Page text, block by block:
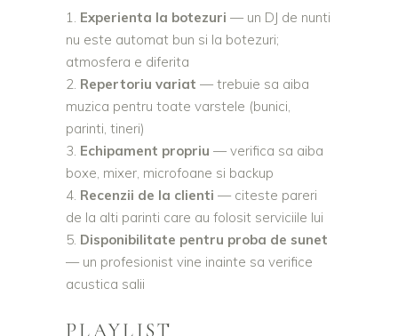
Experienta la botezuri — un DJ de nunti
nu este automat bun si la botezuri;
atmosfera e diferita
Repertoriu variat — trebuie sa aiba
muzica pentru toate varstele (bunici,
parinti, tineri)
Echipament propriu — verifica sa aiba
boxe, mixer, microfoane si backup
Recenzii de la clienti — citeste pareri
de la alti parinti care au folosit serviciile lui
Disponibilitate pentru proba de sunet
— un profesionist vine inainte sa verifice
acustica salii
PLAYLIST